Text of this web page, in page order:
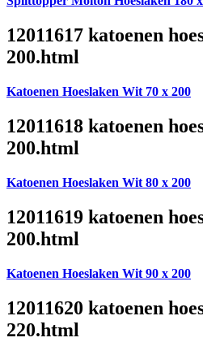
12011617 katoenen
200.html
Katoenen Hoeslaken Wit 70 x 200
12011618 katoenen
200.html
Katoenen Hoeslaken Wit 80 x 200
12011619 katoenen
200.html
Katoenen Hoeslaken Wit 90 x 200
12011620 katoenen
220.html